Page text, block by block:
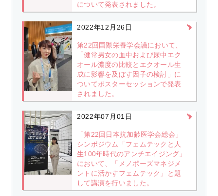
について発表されました。
2022年12月26日
第22回国際栄養学会議において、
「健常男女の血中および尿中エク
オール濃度の比較とエクオール生
成に影響を及ぼす因子の検討」に
ついてポスターセッションで発表
されました。
2022年07月01日
「第22回日本抗加齢医学会総会」
シンポジウム「フェムテックと人
生100年時代のアンチエイジング」
において、「メノポーズマネジメ
ントに活かすフェムテック」と題
して講演を行いました。